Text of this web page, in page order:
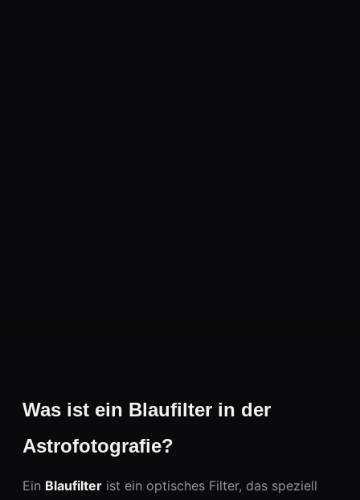
Was ist ein Blaufilter in der
Astrofotografie?
Ein Blaufilter ist ein optisches Filter, das speziell